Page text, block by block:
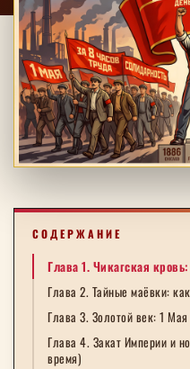
СОДЕРЖАНИЕ
Глава 1. Чикагская
Глава 2. Тайные маёвки:
Глава 3. Золотой век: 1
Глава 4. Закат Империи и
время)